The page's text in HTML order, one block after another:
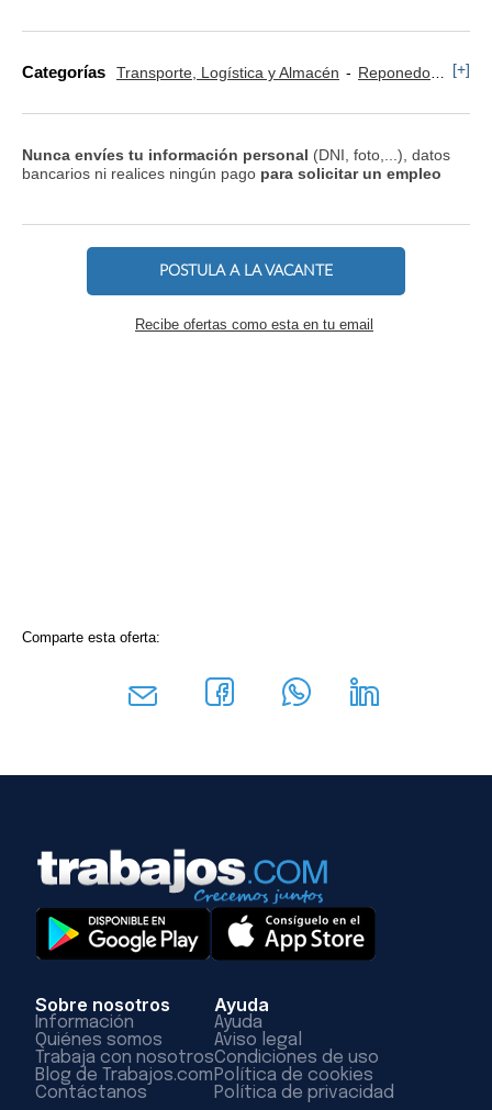
Categorías Transporte, Logística y Almacén Reponedor y Cajero [+]
Nunca envíes tu información personal (DNI, foto,...), datos
bancarios ni realices ningún pago para solicitar un empleo
POSTULA A LA VACANTE
Recibe ofertas como esta en tu email
Comparte esta oferta:
Sobre nosotros
Información
Quiénes somos
Trabaja con nosotros
Blog de Trabajos.com
Contáctanos
Ayuda
Ayuda
Aviso legal
Condiciones de uso
Política de cookies
Política de privacidad